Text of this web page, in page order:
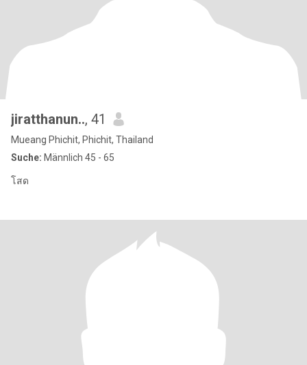
jiratthanun.., 41
Mueang Phichit, Phichit, Thailand
Suche: Männlich 45 - 65
โสด